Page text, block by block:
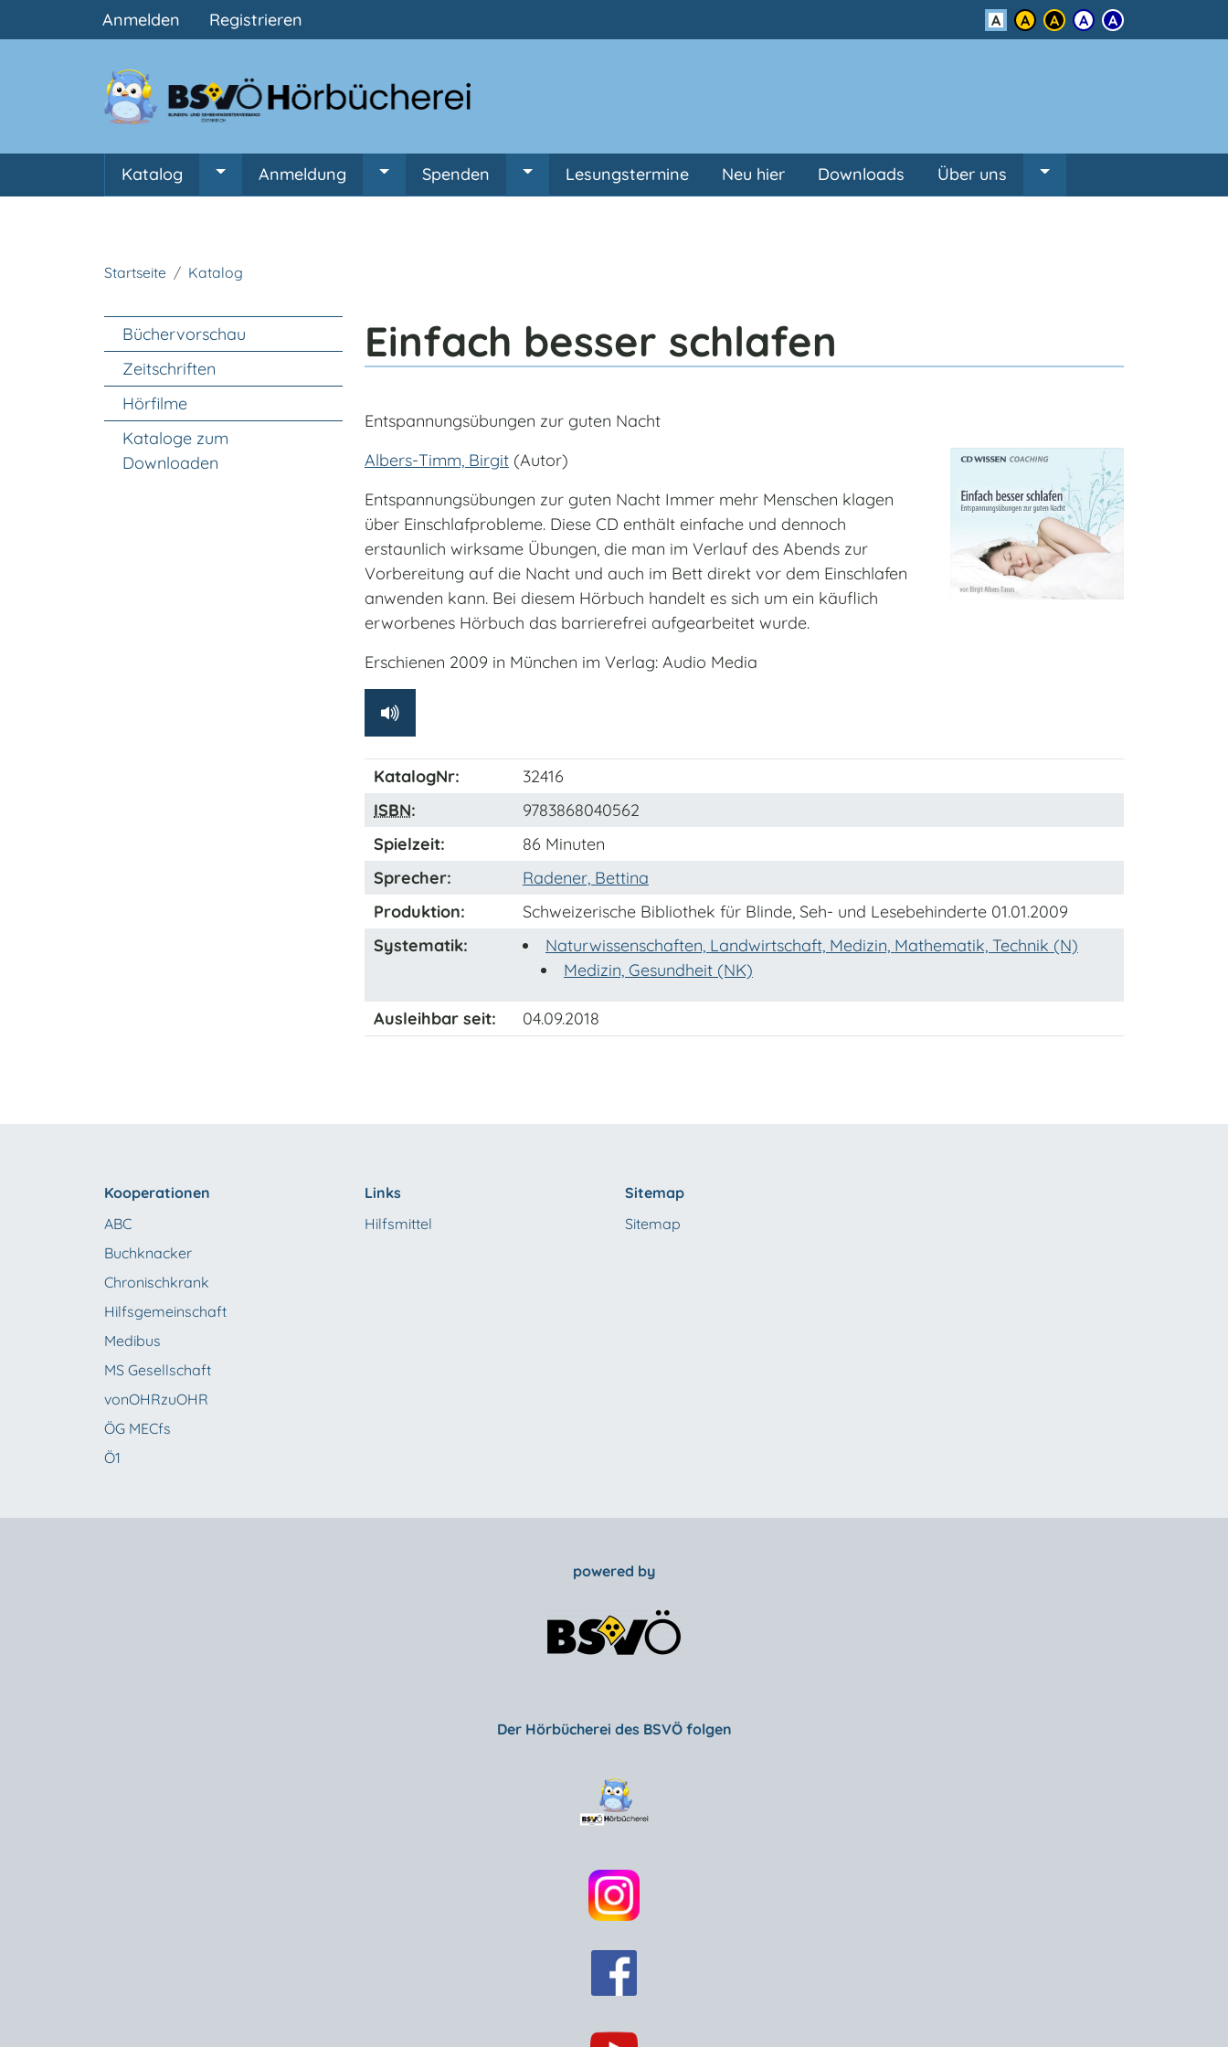
Benutzermenü
Anmelden Registrieren Kontrast
Hauptnavigation
Katalog Untermenü von Katalog
Anmeldung Untermenü von Anmeldung
Spenden Untermenü von Spenden
Lesungstermine Neu hier Downloads Über uns
Startseite Katalog
Einfach besser schlafen
Entspannungsübungen zur guten Nacht
Albers-Timm, Birgit (Autor)
Entspannungsübungen zur guten Nacht Immer mehr Menschen klagen
über Einschlafprobleme. Diese CD enthält einfache und dennoch
erstaunlich wirksame Übungen, die man im Verlauf des Abends zur
Vorbereitung auf die Nacht und auch im Bett direkt vor dem Einschlafen
anwenden kann. Bei diesem Hörbuch handelt es sich um ein käuflich
erworbenes Hörbuch das barrierefrei aufgearbeitet wurde.
Erschienen 2009 in München im Verlag: Audio Media
KatalogNr:
32416
ISBN:
9783868040562
Spielzeit:
86 Minuten
Sprecher:
Radener, Bettina
Produktion:
Schweizerische Bibliothek für Blinde, Seh- und Lesebehinderte 01.01.2009
Systematik:
Naturwissenschaften, Landwirtschaft, Medizin, Mathematik, Technik (N)
Medizin, Gesundheit (NK)
Ausleihbar seit: 04.09.2018
Unter Navigation
Büchervorschau
Zeitschriften
Hörfilme
Kataloge zum
Downloaden
Kooperationen
ABC
Buchknacker
Chronischkrank
Hilfsgemeinschaft
Medibus
MS Gesellschaft
vonOHRzuOHR
ÖG MECfs
Ö1
Links
Hilfsmittel
Sitemap
Sitemap
powered by
Der Hörbücherei des BSVÖ folgen